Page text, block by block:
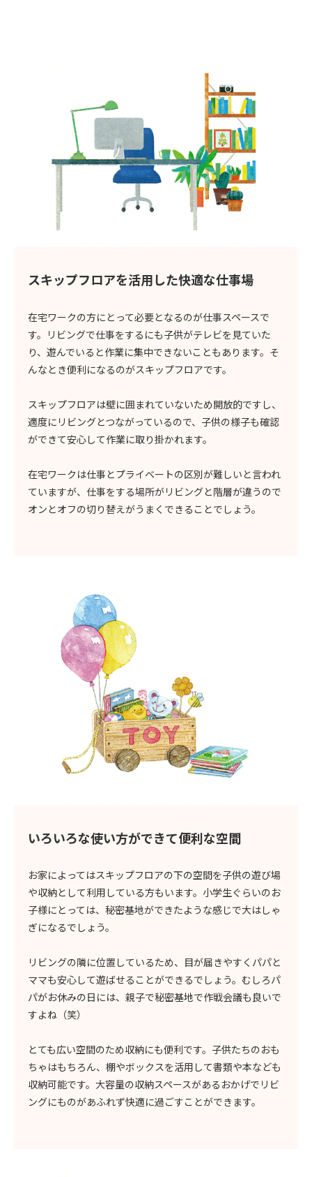
スキップフロアを活用した快適な仕事場
在宅ワークの方にとって必要となるのが仕事スペースで
す。リビングで仕事をするにも子供がテレビを見ていた
り、遊んでいると作業に集中できないこともあります。そ
んなとき便利になるのがスキップフロアです。
スキップフロアは壁に囲まれていないため開放的ですし、
適度にリビングとつながっているので、子供の様子も確認
ができて安心して作業に取り掛かれます。
在宅ワークは仕事とプライベートの区別が難しいと言われ
ていますが、仕事をする場所がリビングと階層が違うので
オンとオフの切り替えがうまくできることでしょう。
いろいろな使い方ができて便利な空間
お家によってはスキップフロアの下の空間を子供の遊び場
や収納として利用している方もいます。小学生ぐらいのお
子様にとっては、秘密基地ができたような感じで大はしゃ
ぎになるでしょう。
リビングの隣に位置しているため、目が届きやすくパパと
ママも安心して遊ばせることができるでしょう。むしろパ
パがお休みの日には、親子で秘密基地で作戦会議も良いで
すよね（笑）
とても広い空間のため収納にも便利です。子供たちのおも
ちゃはもちろん、棚やボックスを活用して書類や本なども
収納可能です。大容量の収納スペースがあるおかげでリビ
ングにものがあふれず快適に過ごすことができます。